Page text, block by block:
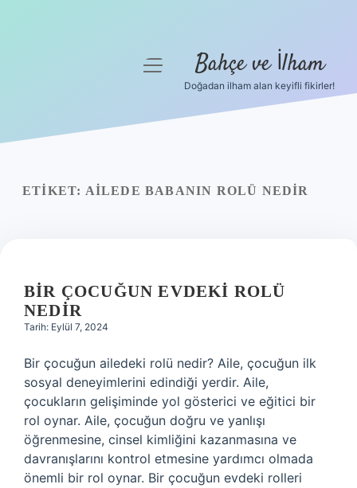
Yasal Uyarı
menüyü
Bahçe ve İlham
Doğadan ilham alan keyifli fikirler!
ETIKET: AILEDE BABANIN ROLÜ NEDIR
BIR ÇOCUĞUN EVDEKI ROLÜ
NEDIR
Tarih: Eylül 7, 2024
Bir çocuğun ailedeki rolü nedir? Aile, çocuğun ilk
sosyal deneyimlerini edindiği yerdir. Aile,
çocukların gelişiminde yol gösterici ve eğitici bir
rol oynar. Aile, çocuğun doğru ve yanlışı
öğrenmesine, cinsel kimliğini kazanmasına ve
davranışlarını kontrol etmesine yardımcı olmada
önemli bir rol oynar. Bir çocuğun evdeki rolleri